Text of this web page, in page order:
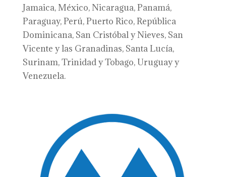
Jamaica, México, Nicaragua, Panamá,
Paraguay, Perú, Puerto Rico, República
Dominicana, San Cristóbal y Nieves, San
Vicente y las Granadinas, Santa Lucía,
Surinam, Trinidad y Tobago, Uruguay y
Venezuela.